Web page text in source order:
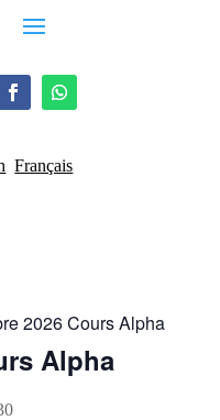
Français
2026 Cours Alpha
Alpha